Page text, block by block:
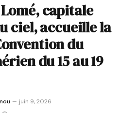
capitale
ciel, accueille la
du
du 15 au 19
juin 9, 2026